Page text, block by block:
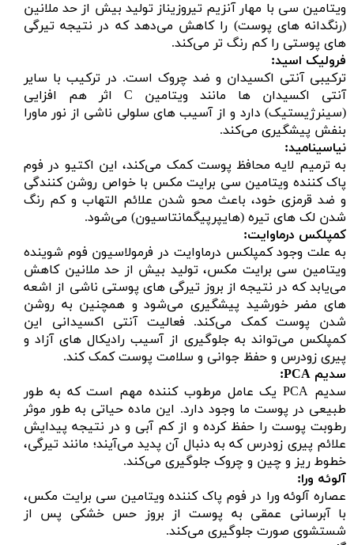
ویتامین سی با مهار آنزیم تیروزیناز تولید بیش از حد ملانین
(رنگدانه های پوست) را کاهش می‌دهد که در نتیجه تیرگی
های پوستی را کم رنگ تر می‌کند.
فرولیک اسید:
ترکیبى آنتى اکسیدان و ضد چروک است. در ترکیب با سایر
آنتى اکسیدان ها مانند ویتامین C اثر هم افزایى
(سینرژیستیک) دارد و از آسیب هاى سلولى ناشى از نور ماورا
بنفش پیشگیرى مى‌کند.
نیاسینامید:
به ترمیم لایه محافظ پوست کمک می‌کند، این اکتیو در فوم
پاک کننده ویتامین سی برایت مکس با خواص روشن کنندگی
و ضد قرمزی خود، باعث محو شدن علائم التهاب و کم رنگ
شدن لک های تیره (هایپرپیگمانتاسیون) می‌شود.
کمپلکس درماوایت:
به علت وجود کمپلکس درماوایت در فرمولاسیون فوم شوینده
ویتامین سی برایت مکس، تولید بیش از حد ملانین کاهش
می‌یابد که در نتیجه از بروز تیرگی های پوستی ناشی از اشعه
های مضر خورشید پیشگیری می‌شود و همچنین به روشن
شدن پوست کمک می‌کند. فعالیت آنتی اکسیدانی این
کمپلکس می‌تواند به جلوگیری از آسیب رادیکال های آزاد و
پیری زودرس و حفظ جوانی و سلامت پوست کمک کند.
سدیم
سدیم PCA یک عامل مرطوب کننده مهم است که به طور
طبیعى در پوست ما وجود دارد. این ماده حیاتى به طور موثر
رطوبت پوست را حفظ کرده و از کم آبى و در نتیجه پیدایش
علائم پیرى زودرس که به دنبال آن پدید مى‌آیند؛ مانند تیرگى،
خطوط ریز و چین و چروک جلوگیرى مى‌کند.
آلوئه ورا:
عصاره آلوئه ورا در فوم پاک کننده ویتامین سی برایت مکس،
با آبرسانی عمقی به پوست از بروز حس خشکی پس از
شستشوی صورت جلوگیری می‌کند.